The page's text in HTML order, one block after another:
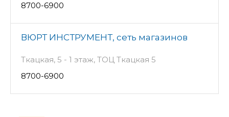
8700-6900
ВЮРТ ИНСТРУМЕНТ, сеть магазинов
Ткацкая, 5 - 1 этаж, ТОЦ Ткацкая 5
8700-6900